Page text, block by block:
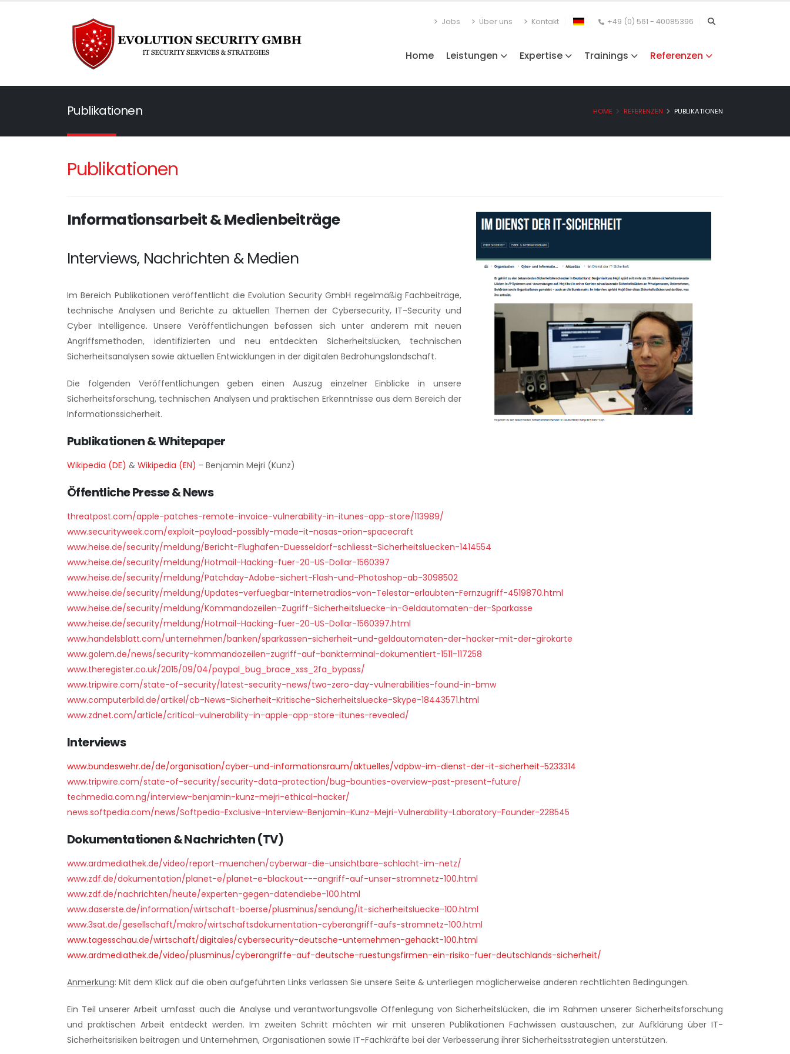
Jobs Über uns Kontakt +49 (0) 561 - 40085396
Home Leistungen Expertise Trainings Referenzen
Publikationen HOME REFERENZEN PUBLIKATIONEN
Publikationen
Informationsarbeit & Medienbeiträge
Interviews, Nachrichten & Medien
Im Bereich Publikationen veröffentlicht die Evolution Security GmbH regelmäßig Fachbeiträge,
technische Analysen und Berichte zu aktuellen Themen der Cybersecurity, IT-Security und
Cyber Intelligence. Unsere Veröffentlichungen befassen sich unter anderem mit neuen
Angriffsmethoden, identifizierten und neu entdeckten Sicherheitslücken, technischen
Sicherheitsanalysen sowie aktuellen Entwicklungen in der digitalen Bedrohungslandschaft.
Die folgenden Veröffentlichungen geben einen Auszug einzelner Einblicke in unsere
Sicherheitsforschung, technischen Analysen und praktischen Erkenntnisse aus dem Bereich der
Informationssicherheit.
Publikationen & Whitepaper
Wikipedia (DE) & Wikipedia (EN) - Benjamin Mejri (Kunz)
Öffentliche Presse & News
threatpost.com/apple-patches-remote-invoice-vulnerability-in-itunes-app-store/113989/
www.securityweek.com/exploit-payload-possibly-made-it-nasas-orion-spacecraft
www.heise.de/security/meldung/Bericht-Flughafen-Duesseldorf-schliesst-Sicherheitsluecken-1414554
www.heise.de/security/meldung/Hotmail-Hacking-fuer-20-US-Dollar-1560397
www.heise.de/security/meldung/Patchday-Adobe-sichert-Flash-und-Photoshop-ab-3098502
www.heise.de/security/meldung/Updates-verfuegbar-Internetradios-von-Telestar-erlaubten-Fernzugriff-4519870.html
www.heise.de/security/meldung/Kommandozeilen-Zugriff-Sicherheitsluecke-in-Geldautomaten-der-Sparkasse
www.heise.de/security/meldung/Hotmail-Hacking-fuer-20-US-Dollar-1560397.html
www.handelsblatt.com/unternehmen/banken/sparkassen-sicherheit-und-geldautomaten-der-hacker-mit-der-girokarte
www.golem.de/news/security-kommandozeilen-zugriff-auf-bankterminal-dokumentiert-1511-117258
www.theregister.co.uk/2015/09/04/paypal_bug_brace_xss_2fa_bypass/
www.tripwire.com/state-of-security/latest-security-news/two-zero-day-vulnerabilities-found-in-bmw
www.computerbild.de/artikel/cb-News-Sicherheit-Kritische-Sicherheitsluecke-Skype-18443571.html
www.zdnet.com/article/critical-vulnerability-in-apple-app-store-itunes-revealed/
Interviews
www.bundeswehr.de/de/organisation/cyber-und-informationsraum/aktuelles/vdpbw-im-dienst-der-it-sicherheit-5233314
www.tripwire.com/state-of-security/security-data-protection/bug-bounties-overview-past-present-future/
techmedia.com.ng/interview-benjamin-kunz-mejri-ethical-hacker/
news.softpedia.com/news/Softpedia-Exclusive-Interview-Benjamin-Kunz-Mejri-Vulnerability-Laboratory-Founder-228545
Dokumentationen & Nachrichten (TV)
www.ardmediathek.de/video/report-muenchen/cyberwar-die-unsichtbare-schlacht-im-netz/
www.zdf.de/dokumentation/planet-e/planet-e-blackout---angriff-auf-unser-stromnetz-100.html
www.zdf.de/nachrichten/heute/experten-gegen-datendiebe-100.html
www.daserste.de/information/wirtschaft-boerse/plusminus/sendung/it-sicherheitsluecke-100.html
www.3sat.de/gesellschaft/makro/wirtschaftsdokumentation-cyberangriff-aufs-stromnetz-100.html
www.tagesschau.de/wirtschaft/digitales/cybersecurity-deutsche-unternehmen-gehackt-100.html
www.ardmediathek.de/video/plusminus/cyberangriffe-auf-deutsche-ruestungsfirmen-ein-risiko-fuer-deutschlands-sicherheit/
Anmerkung: Mit dem Klick auf die oben aufgeführten Links verlassen Sie unsere Seite & unterliegen möglicherweise anderen rechtlichten Bedingungen.
Ein Teil unserer Arbeit umfasst auch die Analyse und verantwortungsvolle Offenlegung von Sicherheitslücken, die im Rahmen unserer Sicherheitsforschung
und praktischen Arbeit entdeckt werden. Im zweiten Schritt möchten wir mit unseren Publikationen Fachwissen austauschen, zur Aufklärung über IT-
Sicherheitsrisiken beitragen und Unternehmen, Organisationen sowie IT-Fachkräfte bei der Verbesserung ihrer Sicherheitsstrategien unterstützen.